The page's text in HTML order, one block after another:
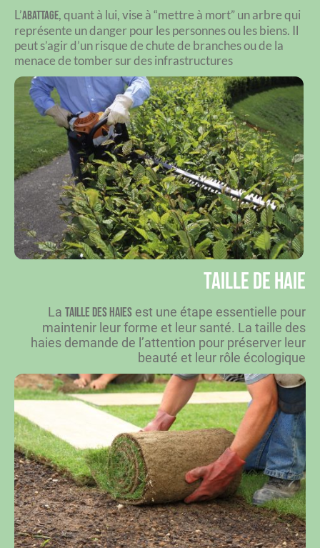
L’abattage, quant à lui, vise à “mettre à mort” un arbre qui
représente un danger pour les personnes ou les biens. Il
peut s’agir d’un risque de chute de branches ou de la
menace de tomber sur des infrastructures
Taille de haie
La taille des haies est une étape essentielle pour
maintenir leur forme et leur santé. La taille des
haies demande de l’attention pour préserver leur
beauté et leur rôle écologique